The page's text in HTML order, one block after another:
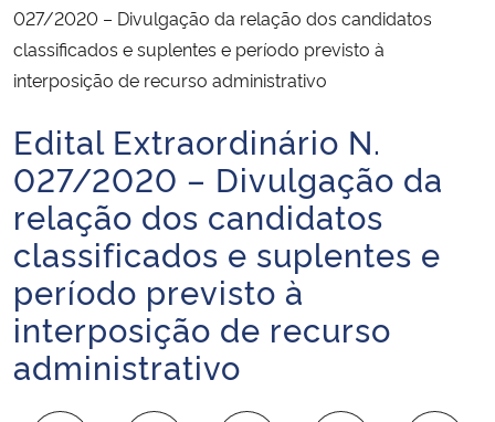
Ministério da Economia
Ministério da Infraestrutura
Ministério da Agricultura, Pecuária e Abastecimento
Ministério da Educação
Ministério da Cidadania
Ministério da Saúde
027/2020 – Divulgação da relação dos candidatos
classificados e suplentes e período previsto à
interposição de recurso administrativo
Início do conteúdo
Edital Extraordinário N.
027/2020 – Divulgação da
relação dos candidatos
classificados e suplentes e
período previsto à
interposição de recurso
administrativo